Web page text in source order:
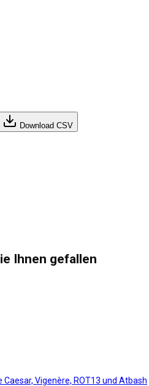
Download CSV
Ihnen gefallen
Vigenère, ROT13 und Atbash